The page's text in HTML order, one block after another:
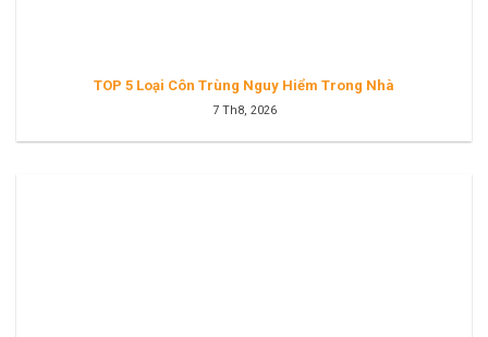
TOP 5 Loại Côn Trùng Nguy Hiểm Trong Nhà
7 Th8, 2026